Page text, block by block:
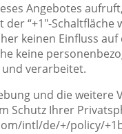
Angebotes
der “+1″-
keinen Einfluss
keine
verarbeitet.
und die
Schutz Ihrer
intl/de/+/policy/